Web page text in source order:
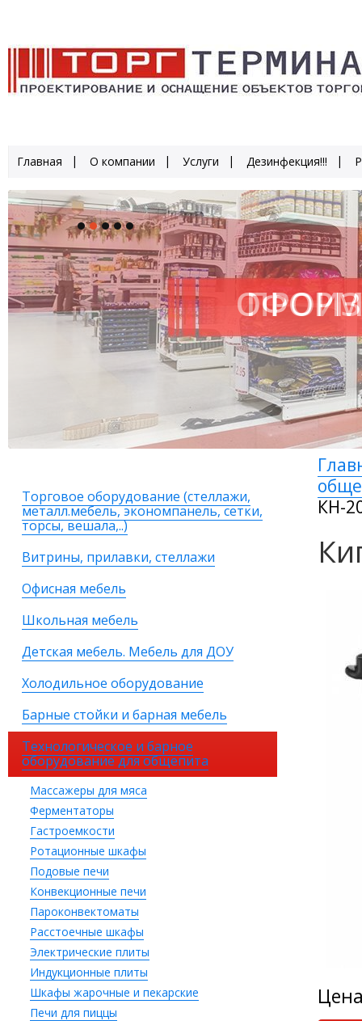
Главная О компании Услуги Дезинфекция!!!
Торговое оборудование (стеллажи,
металл.мебель, экономпанель, сетки,
торсы, вешала,..)
Витрины, прилавки, стеллажи
Офисная мебель
Школьная мебель
Детская мебель. Мебель для ДОУ
Холодильное оборудование
Барные стойки и барная мебель
Технологическое и барное
оборудование для общепита
Массажеры для мяса
Ферментаторы
Гастроемкости
Ротационные шкафы
Подовые печи
Конвекционные печи
Пароконвектоматы
Расстоечные шкафы
Электрические плиты
Индукционные плиты
Шкафы жарочные и пекарские
Печи для пиццы
КН-